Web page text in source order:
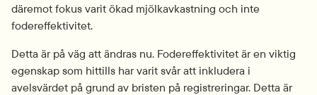
däremot fokus varit ökad mjölkavkastning och inte
fodereffektivitet.
Detta är på väg att ändras nu. Fodereffektivitet är en viktig
egenskap som hittills har varit svår att inkludera i
avelsvärdet på grund av bristen på registreringar. Detta är